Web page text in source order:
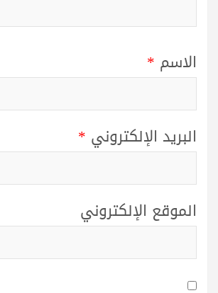
الاسم *
البريد الإلكتروني *
الموقع الإلكتروني